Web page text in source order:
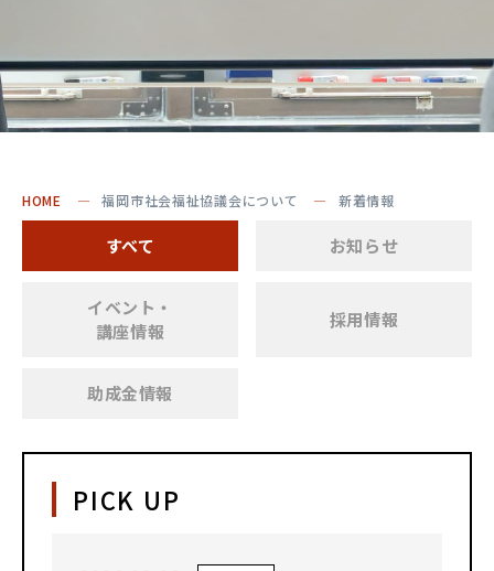
HOME 福岡市社会福祉協議会について 新着情報
すべて お知らせ
イベント・
講座情報
採用情報
助成金情報
PICK UP